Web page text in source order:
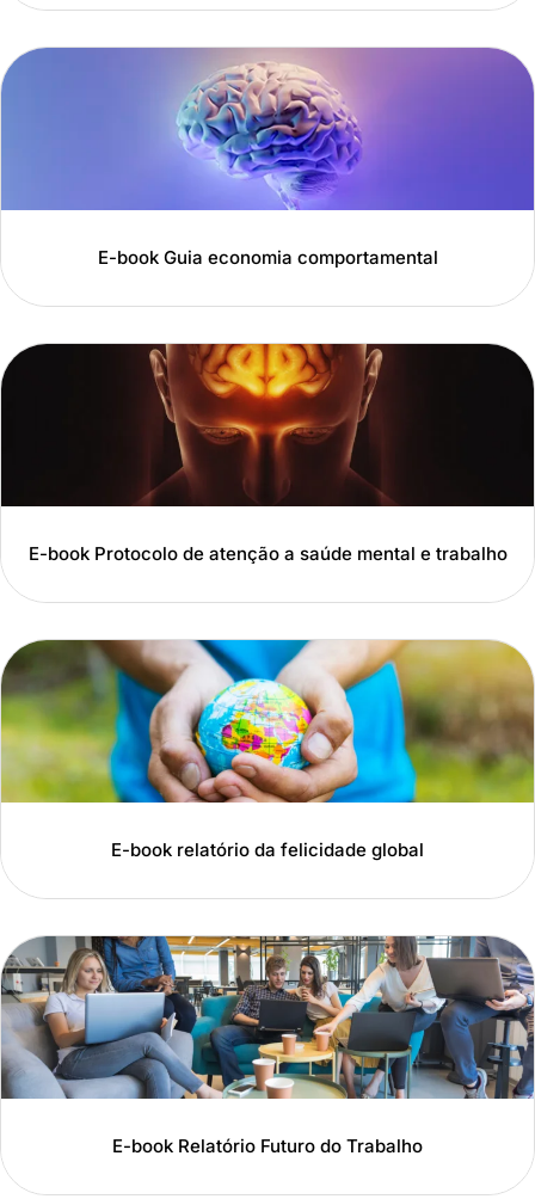
E-book Guia economia comportamental
E-book Protocolo de atenção a saúde mental e trabalho
E-book relatório da felicidade global
E-book Relatório Futuro do Trabalho